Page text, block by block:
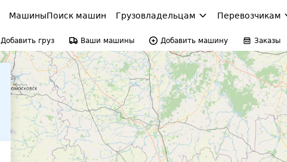
МашиныПоиск машин Грузовладельцам Перевозчикам
Добавить груз Ваши машины Добавить машину Заказы